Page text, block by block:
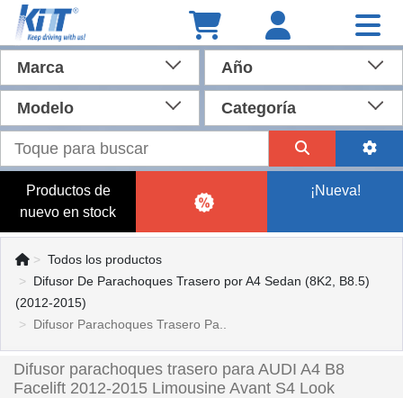
Marca Año
Modelo Categoría
Productos de
nuevo en stock
¡Nueva!
Todos los productos
Difusor De Parachoques Trasero por A4 Sedan (8K2, B8.5)
(2012-2015)
Difusor Parachoques Trasero Pa..
Difusor parachoques trasero para AUDI A4 B8
Facelift 2012-2015 Limousine Avant S4 Look